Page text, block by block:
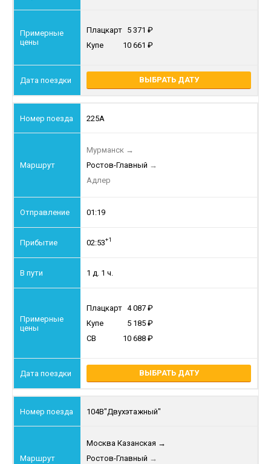
Плацкарт 5 371
Купе
10 661
ВЫБРАТЬ ДАТУ
225А
Мурманск →
Ростов-Главный →
Адлер
01:19
02:53+1
1 д. 1 ч.
Плацкарт 4 087
Купе
5 185
СВ
10 688
ВЫБРАТЬ ДАТУ
104В"Двухэтажный"
Москва Казанская →
Ростов-Главный →